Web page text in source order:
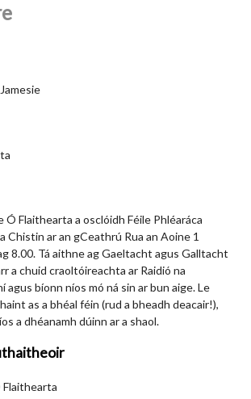
Ó Flaithearta a osclóidh Féile Phléaráca
Chistin ar an gCeathrú Rua an Aoine 1
8.00. Tá aithne ag Gaeltacht agus Galltacht
a chuid craoltóireachta ar Raidió na
agus bíonn níos mó ná sin ar bun aige. Le
as a bhéal féin (rud a bheadh deacair!),
a dhéanamh dúinn ar a shaol.
Flaithearta